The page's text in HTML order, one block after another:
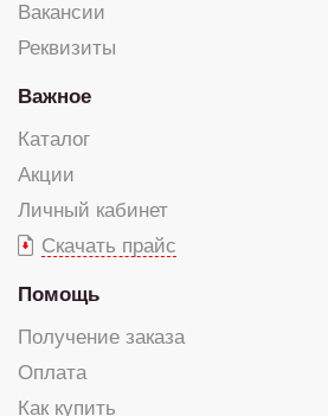
Вакансии
Реквизиты
Важное
Каталог
Акции
Личный кабинет
Скачать прайс
Помощь
Получение заказа
Оплата
Как купить